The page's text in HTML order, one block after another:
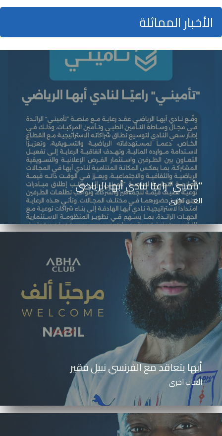
الأخبار المماثلة
"تأميني" راعيًا لنادي أبها الرياضي
العاب اخرى
أبها يتعاقد مع الفرنسي نبيل فقير
العاب اخرى